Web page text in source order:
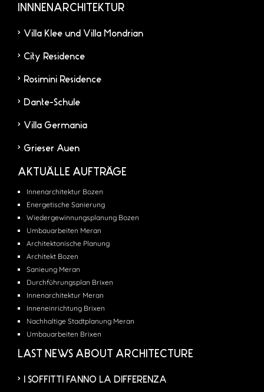
INNNENARCHITEKTUR
Villa Klee und Villa Mondrian
City Residence
Rosimini Residence
Dante-Schule
Villa Germania
Grieser Auen
AKTUÄLLE AUFTRÄGE
Innenarchitektur Bozen
Energetische Sanierung
Wiedergewinnungsplanung Bozen
Umbauarbeiten Meran
Architektonische Planung
Architekt Bozen
Sanieung Meran
Durchführungsplan Brixen
Innenarchitektur Meran
Inneneinrichtung Brixen
Nachhaltige Stadtplanung Meran
Umbauarbeiten Brixen
LAST NEWS ABOUT ARCHITECTURE
I SOFFITTI FANNO LA DIFFERENZA